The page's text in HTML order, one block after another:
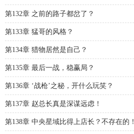
第132章 之前的路子都岔了？
第133章 猛哥的风格？
第134章 猎物居然是自己？
第135章 最后一战，稳赢局？
第136章 ‘战枪’之秘，开什么玩笑？
第137章 赵总长真是深谋远虑！
第138章 中央星域比得上店长？不存在的！